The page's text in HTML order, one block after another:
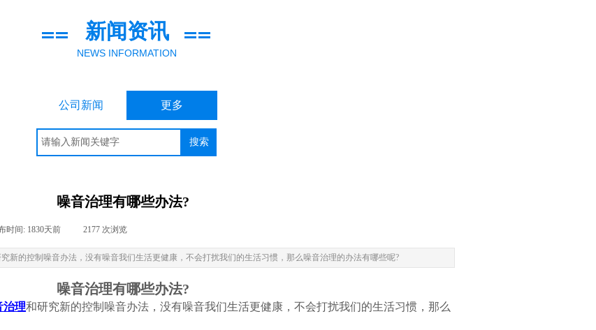
新闻资讯
NEWS INFORMATION
公司新闻 更多
搜索
噪音治理有哪些办法?
时间: 1830天前 2177 次浏览
新的控制噪音办法，没有噪音我们生活更健康，不会打扰我们的生活习惯，那么噪音治理的办法有哪些呢?
噪音治理有哪些办法?
治理和研究新的控制噪音办法，没有噪音我们生活更健康，不会打扰我们的生活习惯，那么